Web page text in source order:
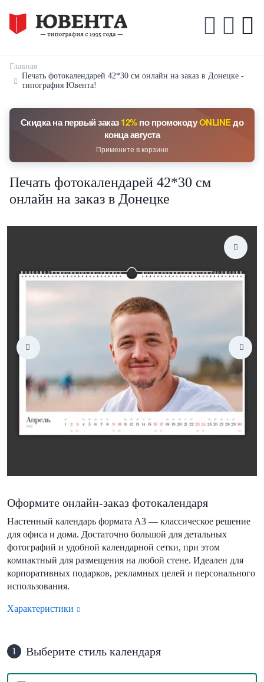
Главная
Печать фотокалендарей 42*30 см онлайн на заказ в Донецке -
типография Ювента!
Скидка на первый заказ12%по промокодуONLINEдо
конца августа
Примените в корзине
Печать фотокалендарей 42*30 см
онлайн на заказ в Донецке
Оформите онлайн-заказ фотокалендаря
Настенный календарь формата А3 — классическое решение
для офиса и дома. Достаточно большой для детальных
фотографий и удобной календарной сетки, при этом
компактный для размещения на любой стене. Идеален для
корпоративных подарков, рекламных целей и персонального
использования.
Характеристики
1 Выберите стиль календаря